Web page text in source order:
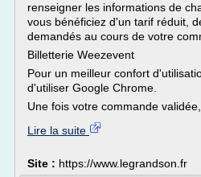
renseigner les informations de
vous bénéficiez d'un tarif réduit,
demandés au cours de votre
Billetterie Weezevent
Pour un meilleur confort
d'utiliser Google Chrome.
Une fois votre commande
Lire la suite
Site : https://www.legrandson.fr